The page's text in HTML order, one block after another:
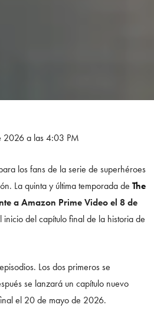
2026 a las 4:03 PM
los fans de la serie de superhéroes
La quinta y última temporada de The
a Amazon Prime Video el 8 de
inicio del capítulo final de la historia de
Los dos primeros se
se lanzará un capítulo nuevo
el 20 de mayo de 2026.